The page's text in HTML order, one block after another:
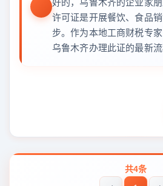
好的，乌鲁木齐的企业家
许可证是开展餐饮、食品
步。作为本地工商财税专
乌鲁木齐办理此证的最新流
共4条